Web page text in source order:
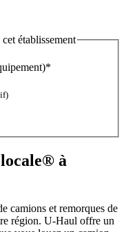
établissement
à
camions et remorques de
région. U-Haul offre un